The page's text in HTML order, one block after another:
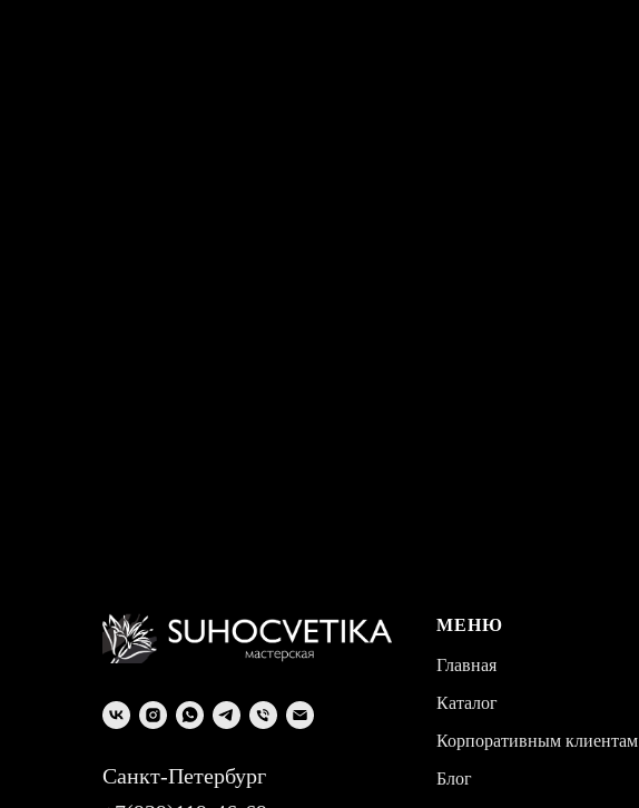
Санкт-Петербург
МЕНЮ
Главная
Каталог
Корпоративным клиентам
Блог